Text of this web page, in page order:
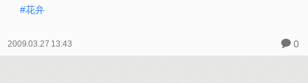
#花弁
2009.03.27 13:43 0